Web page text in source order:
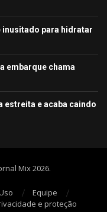
inusitado para hidratar
embarque chama
estreita e acaba caindo
Mix 2026.
Equipe
e proteção